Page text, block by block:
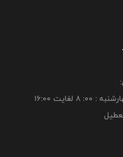
8 لغايت 16:00